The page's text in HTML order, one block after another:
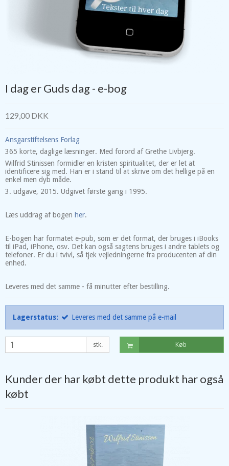
I dag er Guds dag - e-bog
129,00 DKK
Ansgarstiftelsens Forlag
365 korte, daglige læsninger. Med forord af Grethe Livbjerg.
Wilfrid Stinissen formidler en kristen spiritualitet, der er let at
identificere sig med. Han er i stand til at skrive om det hellige på en
enkel men dyb måde.
3. udgave, 2015. Udgivet første gang i 1995.
Læs uddrag af bogen her.
E-bogen har formatet e-pub, som er det format, der bruges i iBooks
til iPad, iPhone, osv. Det kan også sagtens bruges i andre tablets og
telefoner. Er du i tvivl, så tjek vejledningerne fra producenten af din
enhed.
Leveres med det samme - få minutter efter bestilling.
Lagerstatus: Leveres med det samme på e-mail
stk. Køb
Kunder der har købt dette produkt har også
købt